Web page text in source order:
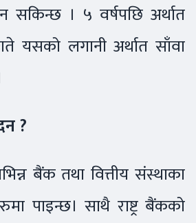
सकिन्छ । ५ वर्षपछि अर्थात
यसको लगानी अर्थात साँवा
?
बैंक तथा वित्तीय संस्थाका
पाइन्छ। साथै राष्ट्र बैंकको